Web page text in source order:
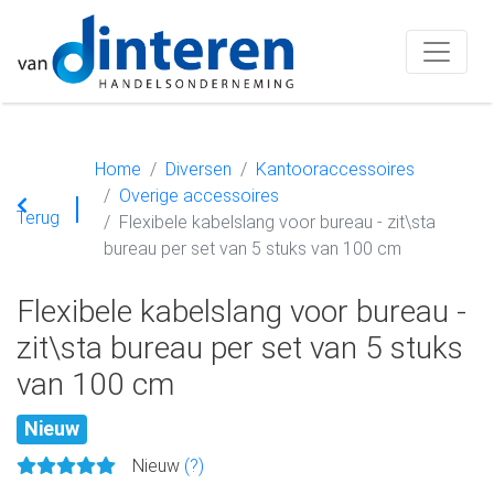
Terug
Home Diversen
Kantooraccessoires
Overige accessoires
Flexibele kabelslang voor bureau - zit\sta
bureau per set van 5 stuks van 100 cm
Flexibele kabelslang voor bureau -
zit\sta bureau per set van 5 stuks
van 100 cm
Nieuw
Nieuw (?)